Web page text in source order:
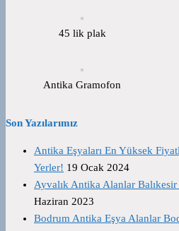
45 lik plak
Antika Gramofon
Son Yazılarımız
Antika Eşyaları En Yüksek
Yerler! 19 Ocak 2024
Ayvalık Antika Alanlar Balıkesir
Haziran 2023
Bodrum Antika Eşya Alanlar